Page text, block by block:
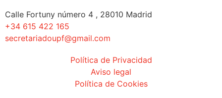
Calle Fortuny número 4 , 28010 Madrid
+34 615 422 165
secretariadoupf@gmail.com
Política de Privacidad
Aviso legal
Política de Cookies